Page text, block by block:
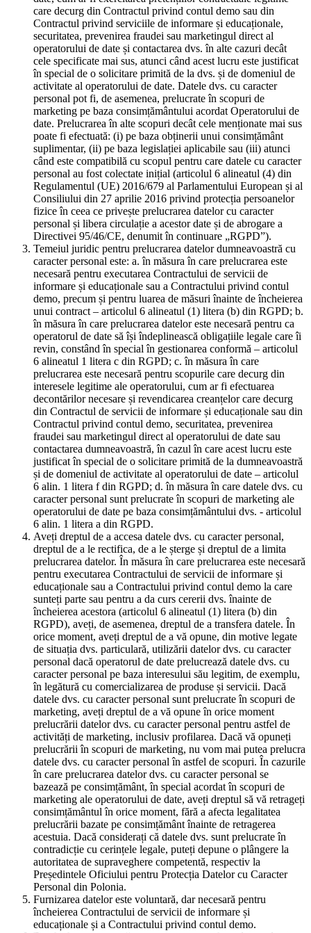
care decurg din Contractul privind contul demo sau din
Contractul privind serviciile de informare și educaționale,
securitatea, prevenirea fraudei sau marketingul direct al
operatorului de date și contactarea dvs. în alte cazuri decât
cele specificate mai sus, atunci când acest lucru este justificat
în special de o solicitare primită de la dvs. și de domeniul de
activitate al operatorului de date. Datele dvs. cu caracter
personal pot fi, de asemenea, prelucrate în scopuri de
marketing pe baza consimțământului acordat Operatorului de
date. Prelucrarea în alte scopuri decât cele menționate mai sus
poate fi efectuată: (i) pe baza obținerii unui consimțământ
suplimentar, (ii) pe baza legislației aplicabile sau (iii) atunci
când este compatibilă cu scopul pentru care datele cu caracter
personal au fost colectate inițial (articolul 6 alineatul (4) din
Regulamentul (UE) 2016/679 al Parlamentului European și al
Consiliului din 27 aprilie 2016 privind protecția persoanelor
fizice în ceea ce privește prelucrarea datelor cu caracter
personal și libera circulație a acestor date și de abrogare a
Directivei 95/46/CE, denumit în continuare „RGPD”).
Temeiul juridic pentru prelucrarea datelor dumneavoastră cu
caracter personal este: a. în măsura în care prelucrarea este
necesară pentru executarea Contractului de servicii de
informare și educaționale sau a Contractului privind contul
demo, precum și pentru luarea de măsuri înainte de încheierea
unui contract – articolul 6 alineatul (1) litera (b) din RGPD; b.
în măsura în care prelucrarea datelor este necesară pentru ca
operatorul de date să își îndeplinească obligațiile legale care îi
revin, constând în special în gestionarea conformă – articolul
6 alineatul 1 litera c din RGPD; c. în măsura în care
prelucrarea este necesară pentru scopurile care decurg din
interesele legitime ale operatorului, cum ar fi efectuarea
decontărilor necesare și revendicarea creanțelor care decurg
din Contractul de servicii de informare și educaționale sau din
Contractul privind contul demo, securitatea, prevenirea
fraudei sau marketingul direct al operatorului de date sau
contactarea dumneavoastră, în cazul în care acest lucru este
justificat în special de o solicitare primită de la dumneavoastră
și de domeniul de activitate al operatorului de date – articolul
6 alin. 1 litera f din RGPD; d. în măsura în care datele dvs. cu
caracter personal sunt prelucrate în scopuri de marketing ale
operatorului de date pe baza consimțământului dvs. - articolul
6 alin. 1 litera a din RGPD.
Aveți dreptul de a accesa datele dvs. cu caracter personal,
dreptul de a le rectifica, de a le șterge și dreptul de a limita
prelucrarea datelor. În măsura în care prelucrarea este necesară
pentru executarea Contractului de servicii de informare și
educaționale sau a Contractului privind contul demo la care
sunteți parte sau pentru a da curs cererii dvs. înainte de
încheierea acestora (articolul 6 alineatul (1) litera (b) din
RGPD), aveți, de asemenea, dreptul de a transfera datele. În
orice moment, aveți dreptul de a vă opune, din motive legate
de situația dvs. particulară, utilizării datelor dvs. cu caracter
personal dacă operatorul de date prelucrează datele dvs. cu
caracter personal pe baza interesului său legitim, de exemplu,
în legătură cu comercializarea de produse și servicii. Dacă
datele dvs. cu caracter personal sunt prelucrate în scopuri de
marketing, aveți dreptul de a vă opune în orice moment
prelucrării datelor dvs. cu caracter personal pentru astfel de
activități de marketing, inclusiv profilarea. Dacă vă opuneți
prelucrării în scopuri de marketing, nu vom mai putea prelucra
datele dvs. cu caracter personal în astfel de scopuri. În cazurile
în care prelucrarea datelor dvs. cu caracter personal se
bazează pe consimțământ, în special acordat în scopuri de
marketing ale operatorului de date, aveți dreptul să vă retrageți
consimțământul în orice moment, fără a afecta legalitatea
prelucrării bazate pe consimțământ înainte de retragerea
acestuia. Dacă considerați că datele dvs. sunt prelucrate în
contradicție cu cerințele legale, puteți depune o plângere la
autoritatea de supraveghere competentă, respectiv la
Președintele Oficiului pentru Protecția Datelor cu Caracter
Personal din Polonia.
Furnizarea datelor este voluntară, dar necesară pentru
încheierea Contractului de servicii de informare și
educaționale și a Contractului privind contul demo.